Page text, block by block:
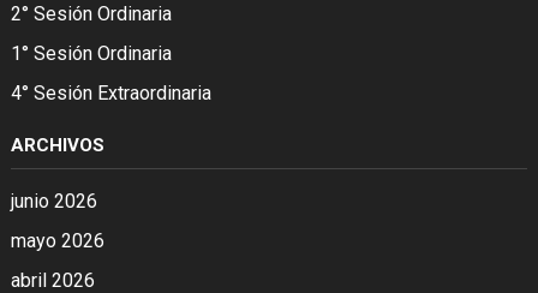
2° Sesión Ordinaria
1° Sesión Ordinaria
4° Sesión Extraordinaria
ARCHIVOS
junio 2026
mayo 2026
abril 2026